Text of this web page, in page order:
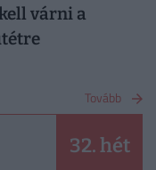
várni a
Tovább
32. hét